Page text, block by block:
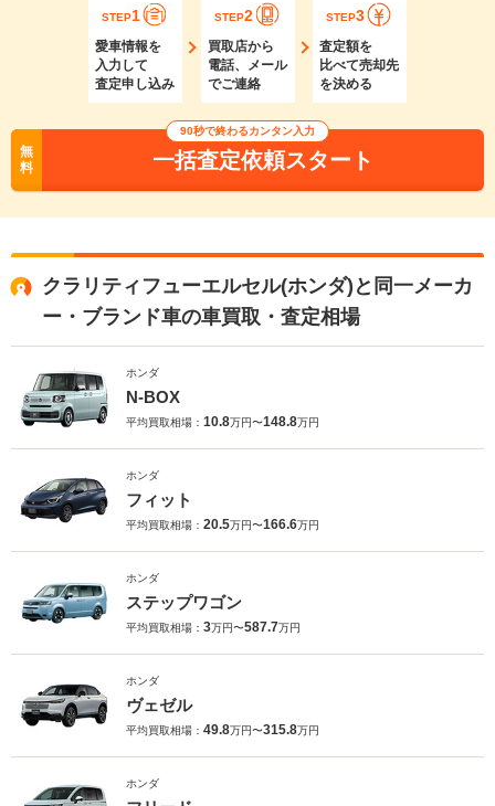
STEP1
愛車情報を
入力して
査定申し込み
STEP2
買取店から
電話、メール
でご連絡
STEP3
査定額を
比べて売却先
を決める
無
料
90秒で終わるカンタン入力
一括査定依頼スタート
クラリティフューエルセル(ホンダ)と同一メーカ
ー・ブランド車の車買取・査定相場
ホンダ
N-BOX
平均買取相場： 10.8万円〜148.8万円
ホンダ
フィット
平均買取相場： 20.5万円〜166.6万円
ホンダ
ステップワゴン
平均買取相場： 3万円〜587.7万円
ホンダ
ヴェゼル
平均買取相場： 49.8万円〜315.8万円
ホンダ